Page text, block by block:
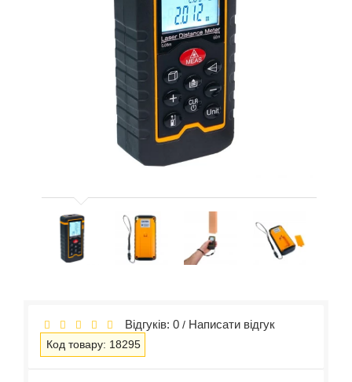
Відгуків: 0 / Написати відгук
Код товару: 18295